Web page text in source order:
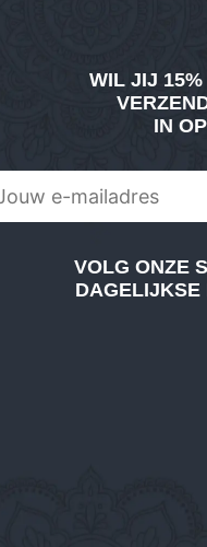
WIL JIJ
IN
VOLG ONZE
DAGELIJKSE